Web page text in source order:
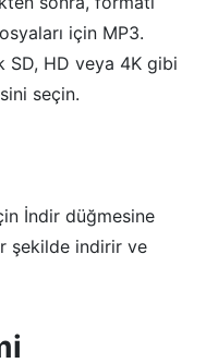
için MP3.
SD, HD veya 4K gibi
seçin.
İndir düğmesine
şekilde indirir ve